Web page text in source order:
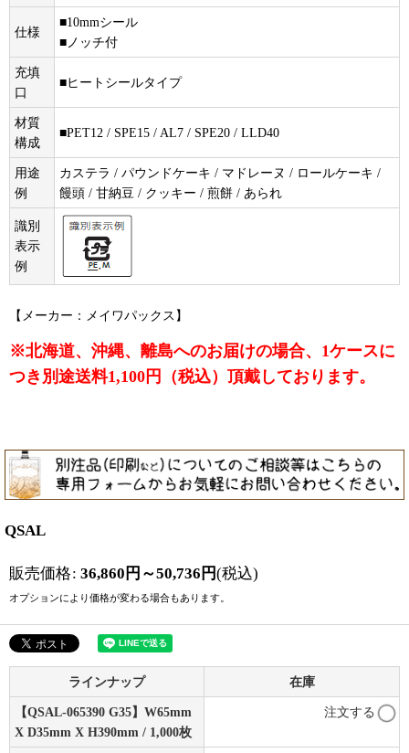
仕様
■10mmシール
■ノッチ付
充填
口
■ヒートシールタイプ
材質
構成
■PET12 / SPE15 / AL7 / SPE20 / LLD40
用途
例
カステラ / パウンドケーキ / マドレーヌ / ロールケーキ /
饅頭 / 甘納豆 / クッキー / 煎餅 / あられ
識別
表示
例
【メーカー：メイワパックス】
※北海道、沖縄、離島へのお届けの場合、1ケースに
つき別途送料1,100円（税込）頂戴しております。
QSAL
販売価格: 36,860 円 ～50,736 円(税込)
オプションにより価格が変わる場合もあります。
ラインナップ 在庫
【QSAL-065390 G35】W65mm
X D35mm X H390mm / 1,000枚
注文する